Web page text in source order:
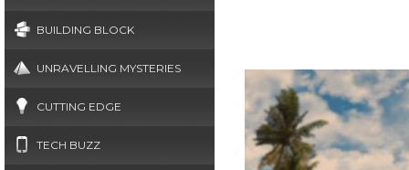
BUILDING BLOCK
UNRAVELLING MYSTERIES
CUTTING EDGE
TECH BUZZ